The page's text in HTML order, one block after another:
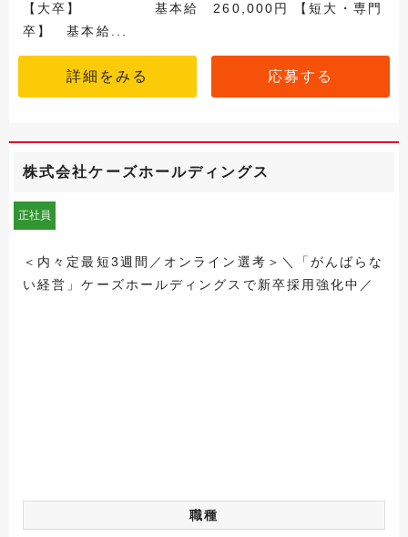
【大卒】 基本給 260,000円 【短大・専門
卒】 基本給...
詳細をみる 応募する
株式会社ケーズホールディングス
正社員
＜内々定最短3週間／オンライン選考＞＼「がんばらな
い経営」ケーズホールディングスで新卒採用強化中／
職種